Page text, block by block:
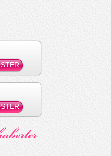
MBFWI - Zeynep Erdoğan 2015 Yaz